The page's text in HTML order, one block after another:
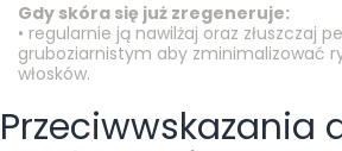
Gdy skóra się już zregeneruje:
• regularnie ją nawilżaj oraz złuszczaj
gruboziarnistym aby zminimalizować
włosków.
Przeciwwskazania